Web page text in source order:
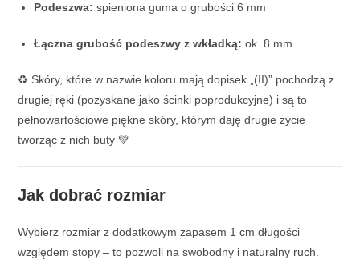
Podeszwa: spieniona guma o grubości 6 mm
Łączna grubość podeszwy z wkładką: ok. 8 mm
♻️ Skóry, które w nazwie koloru mają dopisek „(II)” pochodzą z
drugiej ręki (pozyskane jako ścinki poprodukcyjne) i są to
pełnowartościowe piękne skóry, którym daję drugie życie
tworząc z nich buty 💚
Jak dobrać rozmiar
Wybierz rozmiar z dodatkowym zapasem 1 cm długości
względem stopy – to pozwoli na swobodny i naturalny ruch.